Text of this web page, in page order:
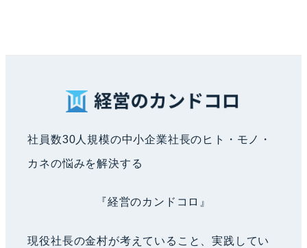
社員数30人規模の中小企業社長のヒト・モノ・
カネの悩みを解決する
『経営のカンドコロ』
現役社長の金村が考えていること、実践してい